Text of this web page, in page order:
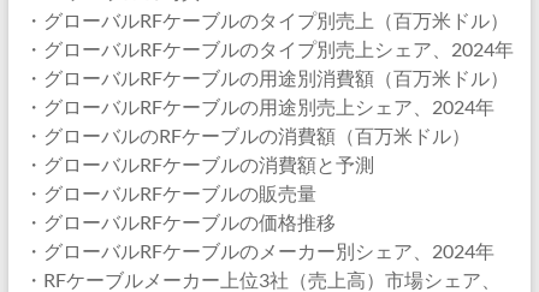
・グローバルRFケーブルのタイプ別売上（百万米ドル）
・グローバルRFケーブルのタイプ別売上シェア、2024年
・グローバルRFケーブルの用途別消費額（百万米ドル）
・グローバルRFケーブルの用途別売上シェア、2024年
・グローバルのRFケーブルの消費額（百万米ドル）
・グローバルRFケーブルの消費額と予測
・グローバルRFケーブルの販売量
・グローバルRFケーブルの価格推移
・グローバルRFケーブルのメーカー別シェア、2024年
・RFケーブルメーカー上位3社（売上高）市場シェア、